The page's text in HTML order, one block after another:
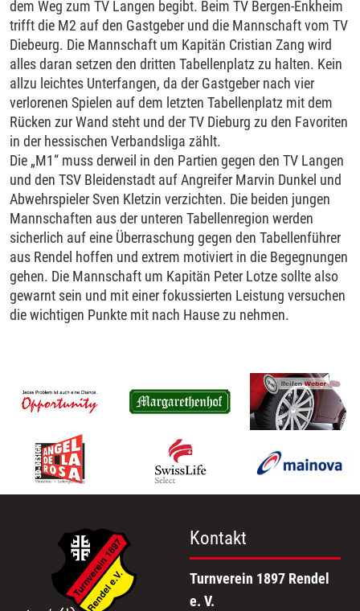
dem Weg zum TV Langen begibt. Beim TV Bergen-Enkheim
trifft die M2 auf den Gastgeber und die Mannschaft vom TV
Diebeurg. Die Mannschaft um Kapitän Cristian Zang wird
alles daran setzen den dritten Tabellenplatz zu halten. Kein
allzu leichtes Unterfangen, da der Gastgeber nach vier
verlorenen Spielen auf dem letzten Tabellenplatz mit dem
Rücken zur Wand steht und der TV Dieburg zu den Favoriten
in der hessischen Verbandsliga zählt.
Die „M1“ muss derweil in den Partien gegen den TV Langen
und den TSV Bleidenstadt auf Angreifer Marvin Dunkel und
Abwehrspieler Sven Kletzin verzichten. Die beiden jungen
Mannschaften aus der unteren Tabellenregion werden
sicherlich auf eine Überraschung gegen den Tabellenführer
aus Rendel hoffen und extrem motiviert in die Begegnungen
gehen. Die Mannschaft um Kapitän Peter Lotze sollte also
gewarnt sein und mit einer fokussierten Leistung versuchen
die wichtigen Punkte mit nach Hause zu nehmen.
Kontakt
Turnverein 1897 Rendel
e. V.